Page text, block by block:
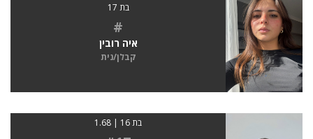
בת 17
#
איה רובין
קבלן/נית
בת 16 | 1.68